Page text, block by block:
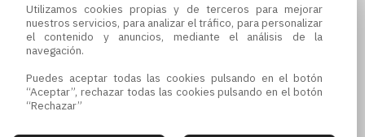
Utilizamos cookies propias y de terceros para mejorar
nuestros servicios, para analizar el tráfico, para personalizar
el contenido y anuncios, mediante el análisis de la
navegación.
Puedes aceptar todas las cookies pulsando en el botón
“Aceptar”, rechazar todas las cookies pulsando en el botón
“Rechazar”